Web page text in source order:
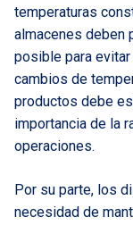
temperaturas
almacenes deben
posible para
cambios de
productos debe
importancia de la
operaciones.
Por su parte, los
necesidad de